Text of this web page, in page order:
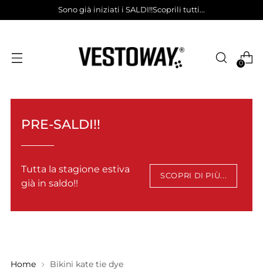
Sono già iniziati i SALDI!!Scoprili tutti...
0
PRE-SALDI!!
Tutta la stagione estiva
già in saldo!!
SCOPRI DI PIÙ...
Home Bikini kate tie dye